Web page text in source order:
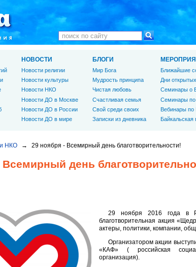
НКО → 29 ноября - Всемирный день благотворительности!
Всемирный день
29 ноября 2016 года в
благотворительная акция
актеры, политики, компании,
Организатором акции
«КАФ» ( российская
организация).
НОВОСТИ
Новости религии
Новости культуры
Новости НКО
Новости ДО в Москве
Новости ДО в России
Новости ДО в мире
БЛОГИ
Мир Бога
Мудрость принципа
Чистая любовь
Счастливая семья
Свой среди своих
Записки из дневника
Ближайшие
Дни
Семинары о
Семинары
Вебинары по
Байкальская